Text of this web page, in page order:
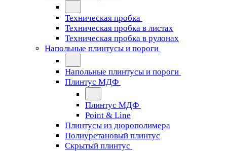
Техническая пробка
Техническая пробка в листах
Техническая пробка в рулонах
Напольные плинтусы и пороги
Напольные плинтусы и пороги
Плинтус МДФ
Плинтус МДФ
Point & Line
Плинтусы из дюрополимера
Полиуретановый плинтус
Скрытый плинтус